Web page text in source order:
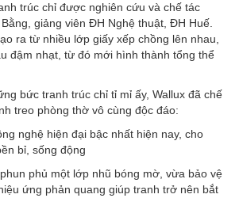
trúc chỉ được nghiên cứu và chế tác
giảng viên ĐH Nghệ thuật, ĐH Huế.
ra từ nhiều lớp giấy xếp chồng lên nhau,
đậm nhạt, từ đó mới hình thành tổng thể
bức tranh trúc chỉ tỉ mỉ ấy, Wallux đã chế
treo phòng thờ vô cùng độc đáo:
nghệ hiện đại bậc nhất hiện nay, cho
bỉ, sống động
phủ một lớp nhũ bóng mờ, vừa bảo vệ
ứng phản quang giúp tranh trở nên bắt